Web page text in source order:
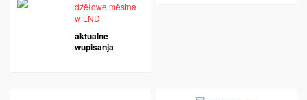
dźěłowe městna
w LND
aktualne
wupisanja